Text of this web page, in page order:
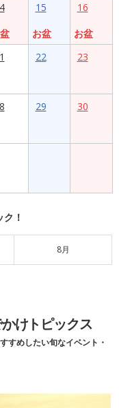
15
お盆
16
お盆
22 23
29 30
！
8月
けトピックス
すめしたい旬なイベント・